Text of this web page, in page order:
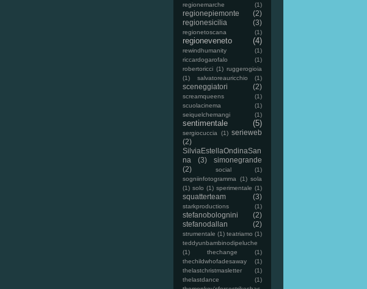
regionemarche (1)
regionepiemonte
(2)
regionesicilia
(3)
regionetoscana (1)
regioneveneto (4)
rewindhumanity
(1)
riccardogarofalo
(1)
robertoricci (1) ruggerogioia
(1)
salvatoreauricchio (1)
sceneggiatori (2)
screamqueens
(1)
scuolacinema
(1)
seiquelchemangi
(1)
sentimentale (5)
sergiocuccia (1) serieweb
(2)
SilviaEstellaOndinaSan
na
(3)
simonegrande
(2)
social
(1)
sogniinfotogramma
(1) sola
(1) solo (1) sperimentale (1)
squatterteam (3)
starkproductions (1)
stefanobolognini
(2)
stefanodallan
(2)
strumentale (1) teatriamo (1)
teddyunbambinodipeluche
(1)
thechange
(1)
thechildwhofadesaway
(1)
thelastchristmasletter
(1)
thelastdance
(1)